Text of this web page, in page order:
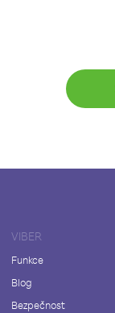
VIBER
Funkce
Blog
Bezpečnost